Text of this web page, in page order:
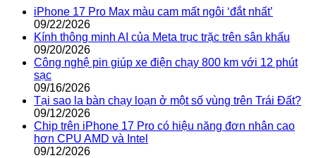
iPhone 17 Pro Max màu cam mất ngôi ‘đắt nhất’
09/22/2026
Kính thông minh AI của Meta trục trặc trên sân khấu
09/20/2026
Công nghệ pin giúp xe điện chạy 800 km với 12 phút
sạc
09/16/2026
Tại sao la bàn chạy loạn ở một số vùng trên Trái Đất?
09/12/2026
Chip trên iPhone 17 Pro có hiệu năng đơn nhân cao
hơn CPU AMD và Intel
09/12/2026